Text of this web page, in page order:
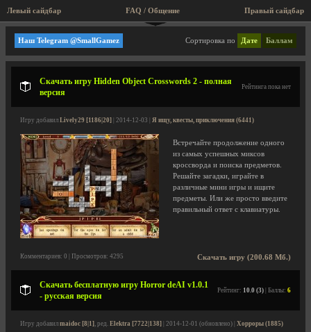
Левый сайдбар Правый сайдбар
FAQ / Общение
Я ищу, квесты, приключения
Сортировка по Дате Баллам
Наш Telegram @SmallGamez
Скачать игру Hidden Object Crosswords 2 - полная
версия
Рейтинга пока нет
Игру добавил Lively29 [1186|20] | 2014-12-03 | Я ищу, квесты, приключения (6441)
Встречайте продолжение одного
из самых успешных миксов
кроссворда и поиска предметов.
Решайте загадки, играйте в
различные мини игры и ищите
предметы. Или же просто введите
правильный ответ с клавиатуры.
Скачать игру (200.68 Мб.)
Комментариев: 0 | Просмотров: 4295
Скачать бесплатную игру Horror deAI v1.0.1
- русская версия
Рейтинг: 10.0 (3) | Баллы: 6
Игру добавил maidoc [8|1], ред. Elektra [7722|138] | 2014-12-01 (обновлено) | Хорроры (1885)